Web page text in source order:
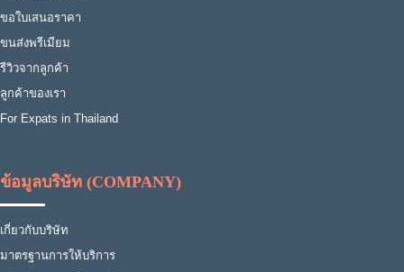
ขอใบเสนอราคา
ขนส่งพรีเมียม
รีวิวจากลูกค้า
ลูกค้าของเรา
For Expats in Thailand
ข้อมูลบริษัท (COMPANY)
เกี่ยวกับบริษัท
มาตรฐานการให้บริการ